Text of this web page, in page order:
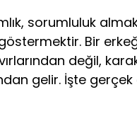
sorumluluk
Bir
değil,
gelir. İşte gerçek